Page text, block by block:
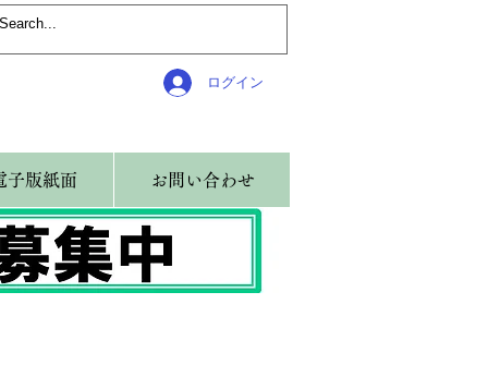
ログイン
子版紙面 お問い合わせ